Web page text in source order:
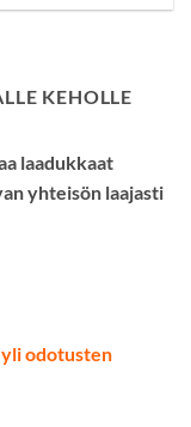
KEHOLLE
laadukkaat
yhteisön laajasti
odotusten